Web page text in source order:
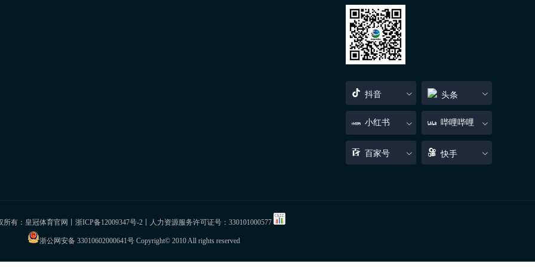
抖音 头条
小红书 哔哩哔哩
百家号 快手
所有：皇冠体育官网丨 浙ICP备12009347号-2 丨人力资源服务许可证号：330101000577
浙公网安备 33010602000641号 Copyright© 2010 All rights reserved